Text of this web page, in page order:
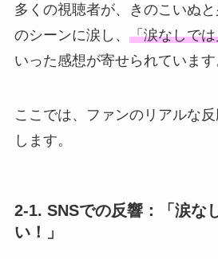
多くの視聴者が、きのこいぬ
のシーンに涙し、 「涙なしで
いった感想が寄せられています
ここでは、ファンのリアルな
します。
2-1. SNSでの反響：「涙な
い！」